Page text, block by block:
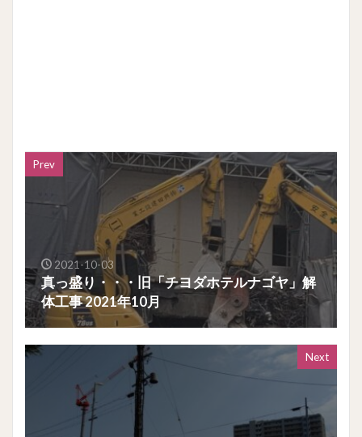
Prev
2021-10-03
真っ盛り・・・旧「チヨダホテルナゴヤ」解
体工事 2021年10月
Next